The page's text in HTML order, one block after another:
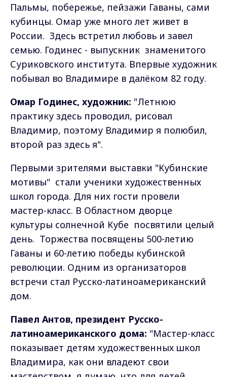
Пальмы, побережье, пейзажи Гаваны, сами
кубинцы. Омар уже много лет живет в
России. Здесь встретил любовь и завел
семью. Годинес - выпускник знаменитого
Суриковского института. Впервые художник
побывал во Владимире в далёком 82 году.
Омар Годинес, художник: "Летнюю
практику здесь проводил, рисовал
Владимир, поэтому Владимир я полюбил,
второй раз здесь я".
Первыми зрителями выставки "Кубинские
мотивы" стали ученики художественных
школ города. Для них гости провели
мастер-класс. В Областном дворце
культуры солнечной Кубе посвятили целый
день. Торжества посвящены 500-летию
Гаваны и 60-летию победы кубинской
революции. Одним из организаторов
встречи стал Русско-латиноамериканский
дом.
Павел Антов, президент Русско-
латиноамериканского дома: "Мастер-класс
показывает детям художественных школ
Владимира, как они владеют свои